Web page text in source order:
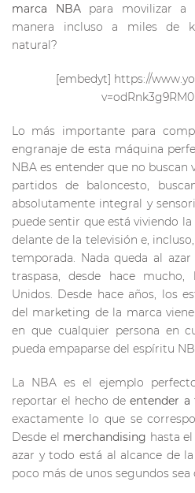
marca NBA para movilizar a
manera incluso a miles de
natural?
[embedyt] https://
Lo más importante para
engranaje de esta máquina
NBA es entender que no buscan
partidos de baloncesto,
absolutamente integral y
puede sentir que está viviendo
delante de la televisión e,
temporada. Nada queda al
traspasa, desde hace
Unidos. Desde hace años, los
del marketing de la marca
en que cualquier persona en
pueda empaparse del espíritu
La NBA es el ejemplo
reportar el hecho deentender
exactamente lo que se
Desde el merchandising hasta
azar y todo está al alcance de
poco más de unos segundos sea